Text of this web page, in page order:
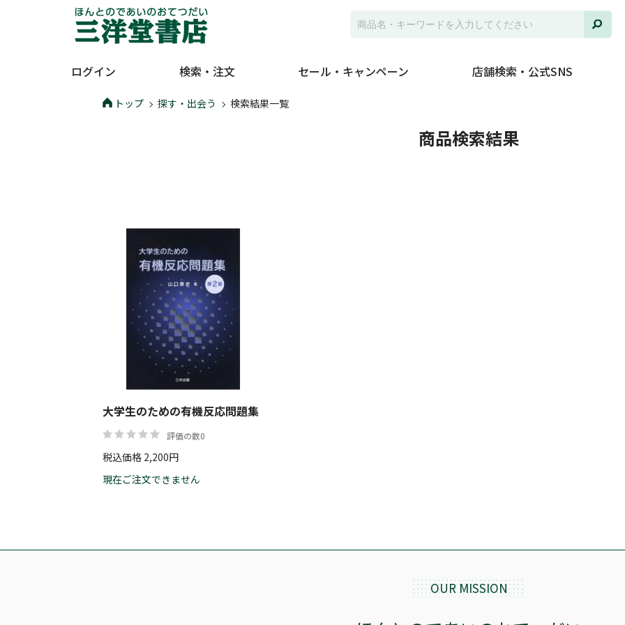
ログイン 検索・注文 セール・キャンペーン 店舗検索・公式SNS
トップ 探す・出会う 検索結果一覧
商品検索結果
並
大学生のための有機反応問題集
評価の数0
税込価格 2,200円
現在ご注文できません
OUR MISSION